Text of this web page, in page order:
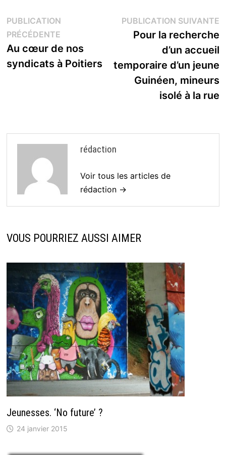
Navigation
de
l’article
PUBLICATION
PRÉCÉDENTEPublication
précédente :
Au cœur de nos
syndicats à Poitiers
PUBLICATION SUIVANTE
Pour la recherche
d’un accueil
temporaire d’un jeune
Guinéen, mineurs
isolé à la rue
rédaction
Voir tous les articles de
rédaction →
VOUS POURRIEZ AUSSI AIMER
Jeunesses. ‘No future’ ?
24 janvier 2015